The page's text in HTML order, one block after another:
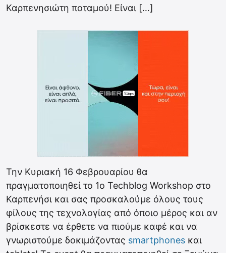
Καρπενησιώτη ποταμού! Είναι […]
Την Κυριακή 16 Φεβρουαρίου θα
πραγματοποιηθεί το 1ο Techblog Workshop στο
Καρπενήσι και σας προσκαλούμε όλους τους
φίλους της τεχνολογίας από όποιο μέρος και αν
βρίσκεστε να έρθετε να πιούμε καφέ και να
γνωριστούμε δοκιμάζοντας smartphones και